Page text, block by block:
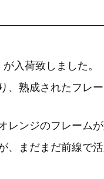
入荷致しました。
、熟成されたフレー
ンジのフレームが
、まだまだ前線で